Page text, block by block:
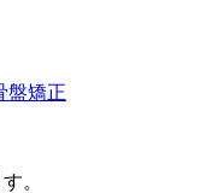
盤矯正
。